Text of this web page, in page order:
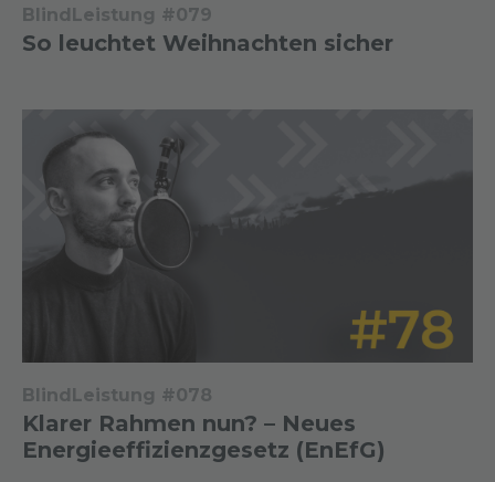
BlindLeistung #079
So leuchtet Weihnachten sicher
BlindLeistung #078
Klarer Rahmen nun? – Neues
Energieeffizienzgesetz (EnEfG)